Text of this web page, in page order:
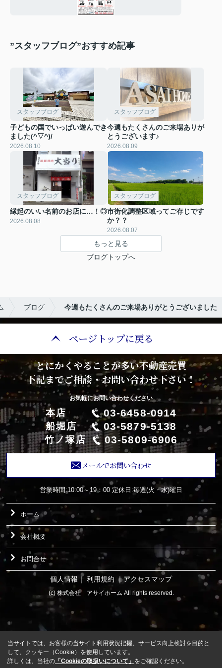
”スタッフブログ”おすすめ記事
スタッフブログ
子どもの国でいっぱい遊んでき
ました(^▽^)/
2026.08.10
スタッフブログ
今週もたくさんのご来場ありが
とうございます♪
2026.08.09
スタッフブログ
縁起のいい名前のお店に…！◎
2026.08.08
スタッフブログ
市街化調整区域ってご存じです
か？？
2026.08.07
もっと見る
ブログトップへ
ブログ 今週もたくさんのご来場ありがとうございました
ページトップに戻る
とにかくやることが多い不動産売買
下記までご相談・お問い合わせ下さい！
お気軽にお問い合わせください
本店 03-6458-0914
船堀店 03-5879-5138
竹ノ塚店 03-5809-6906
メールでお問い合わせ
営業時間:10:00～19：00 定休日:毎週(火・水)曜日
ホーム
会社概要
お問合せ
個人情報 ｜ 利用規約 ｜アクセスマップ
(c) 株式会社 アサイホーム All rights reserved.
当サイトでは、お客様の当サイト利用状況把握、サービス向上検討を目的と
して、クッキー（Cookie）を使用しています。
詳しくは、当社の 「Cookieの取扱いについて」 をご確認ください。